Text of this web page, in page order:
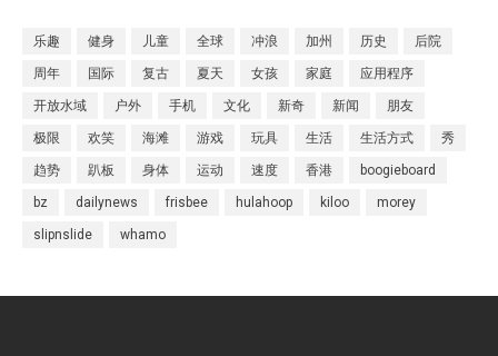
乐趣 健身 儿童 全球 冲浪 加州 历史 后院
周年 国际 复古 夏天 女孩 家庭 应用程序
开放水域 户外 手机 文化 新奇 新闻 朋友
极限 欢笑 海滩 游戏 玩具 生活 生活方式 秀
趋势 趴板 身体 运动 速度 香港 boogieboard
bz dailynews frisbee hulahoop kiloo morey
slipnslide whamo